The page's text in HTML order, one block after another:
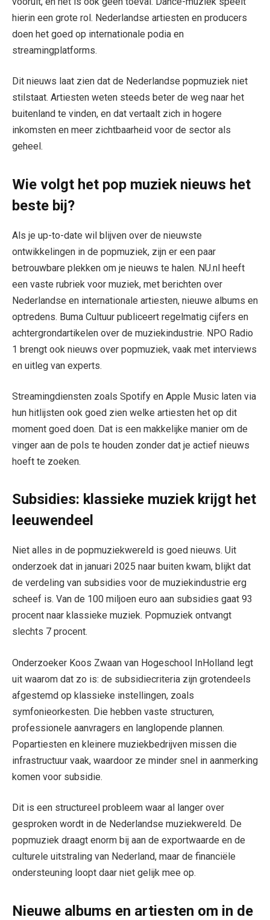
hierin een grote rol. Nederlandse artiesten en producers
doen het goed op internationale podia en
streamingplatforms.
Dit nieuws laat zien dat de Nederlandse popmuziek niet
stilstaat. Artiesten weten steeds beter de weg naar het
buitenland te vinden, en dat vertaalt zich in hogere
inkomsten en meer zichtbaarheid voor de sector als
geheel.
Wie volgt het pop muziek nieuws het
beste bij?
Als je up-to-date wil blijven over de nieuwste
ontwikkelingen in de popmuziek, zijn er een paar
betrouwbare plekken om je nieuws te halen. NU.nl heeft
een vaste rubriek voor muziek, met berichten over
Nederlandse en internationale artiesten, nieuwe albums en
optredens. Buma Cultuur publiceert regelmatig cijfers en
achtergrondartikelen over de muziekindustrie. NPO Radio
1 brengt ook nieuws over popmuziek, vaak met interviews
en uitleg van experts.
Streamingdiensten zoals Spotify en Apple Music laten via
hun hitlijsten ook goed zien welke artiesten het op dit
moment goed doen. Dat is een makkelijke manier om de
vinger aan de pols te houden zonder dat je actief nieuws
hoeft te zoeken.
Subsidies: klassieke muziek krijgt het
leeuwendeel
Niet alles in de popmuziekwereld is goed nieuws. Uit
onderzoek dat in januari 2025 naar buiten kwam, blijkt dat
de verdeling van subsidies voor de muziekindustrie erg
scheef is. Van de 100 miljoen euro aan subsidies gaat 93
procent naar klassieke muziek. Popmuziek ontvangt
slechts 7 procent.
Onderzoeker Koos Zwaan van Hogeschool InHolland legt
uit waarom dat zo is: de subsidiecriteria zijn grotendeels
afgestemd op klassieke instellingen, zoals
symfonieorkesten. Die hebben vaste structuren,
professionele aanvragers en langlopende plannen.
Popartiesten en kleinere muziekbedrijven missen die
infrastructuur vaak, waardoor ze minder snel in aanmerking
komen voor subsidie.
Dit is een structureel probleem waar al langer over
gesproken wordt in de Nederlandse muziekwereld. De
popmuziek draagt enorm bij aan de exportwaarde en de
culturele uitstraling van Nederland, maar de financiële
ondersteuning loopt daar niet gelijk mee op.
Nieuwe albums en artiesten om in de